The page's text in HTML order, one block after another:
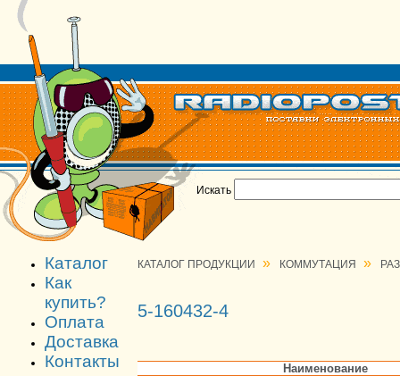
Искать
Каталог
Как
купить?
Оплата
Доставка
Контакты
КАТАЛОГ ПРОДУКЦИИ » КОММУТАЦИЯ »
5-160432-4
Наименование